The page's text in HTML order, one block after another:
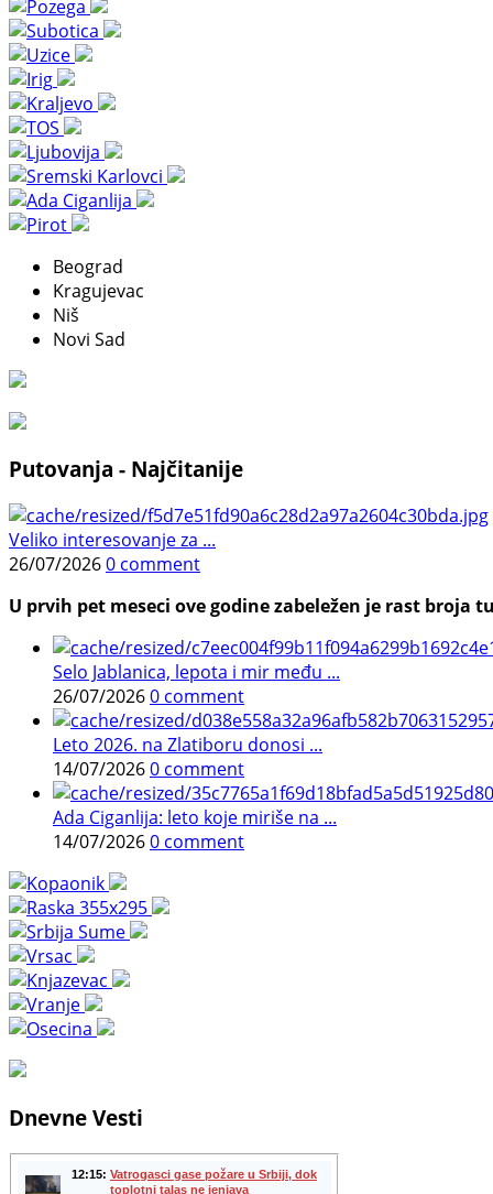
Beograd
Kragujevac
Niš
Novi Sad
Putovanja - Najčitanije
Veliko interesovanje za ...
26/07/20260 comment
U prvih pet meseci ove godine zabeležen je rast
Selo Jablanica, lepota i mir među ...
26/07/20260 comment
Leto 2026. na Zlatiboru donosi ...
14/07/20260 comment
Ada Ciganlija: leto koje miriše na ...
14/07/20260 comment
Dnevne Vesti